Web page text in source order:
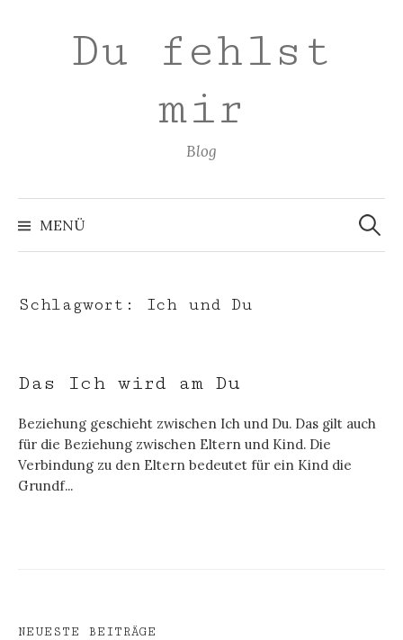
überspringenDu fehlst
mir
Blog
MENÜ
Suchen
nach:
Schlagwort: Ich und Du
Das Ich wird am Du
Beziehung geschieht zwischen Ich und Du. Das gilt auch
für die Beziehung zwischen Eltern und Kind. Die
Verbindung zu den Eltern bedeutet für ein Kind die
Grundf...
NEUESTE BEITRÄGE